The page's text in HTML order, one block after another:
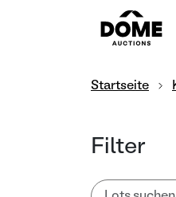
Startseite
Filter